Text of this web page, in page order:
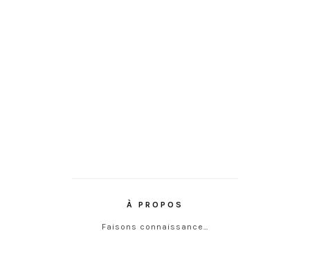
À PROPOS
Faisons connaissance…